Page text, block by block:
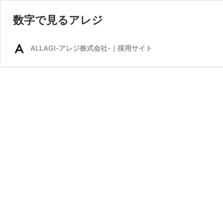
数字で見るアレジ
ALLAGI‐アレジ株式会社‐｜採用サイト